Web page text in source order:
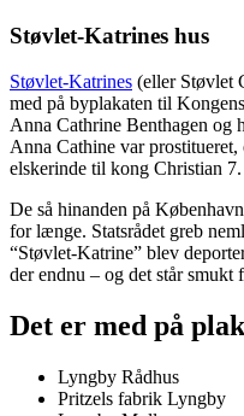
Støvlet-Katrines hus
Støvlet-Katrines (eller Støvlet
med på byplakaten til
Anna Cathrine Benthagen og
Anna Cathine var
elskerinde til kong Christian 7.
De så hinanden på
for længe. Statsrådet greb
“Støvlet-Katrine” blev
der endnu – og det står
Det er med på
Lyngby Rådhus
Pritzels fabrik Lyngby